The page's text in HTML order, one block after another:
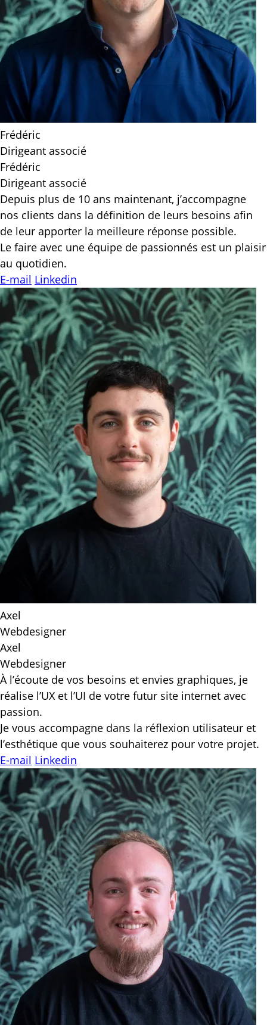
Frédéric
Dirigeant associé
Frédéric
Dirigeant associé
Depuis plus de 10 ans maintenant, j’accompagne
nos clients dans la définition de leurs besoins afin
de leur apporter la meilleure réponse possible.
Le faire avec une équipe de passionnés est un plaisir
au quotidien.
E-mail Linkedin
Axel
Webdesigner
Axel
Webdesigner
À l’écoute de vos besoins et envies graphiques, je
réalise l’UX et l’UI de votre futur site internet avec
passion.
Je vous accompagne dans la réflexion utilisateur et
l’esthétique que vous souhaiterez pour votre projet.
E-mail Linkedin